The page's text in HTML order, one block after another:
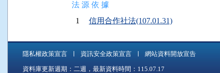
法 源 依 據
1
信用合作社法(107.01.31)
隱私權政策宣言 資訊安全政策宣言 網站資料開放宣告
資料庫更新週期：二週，最新資料時間：115.07.17